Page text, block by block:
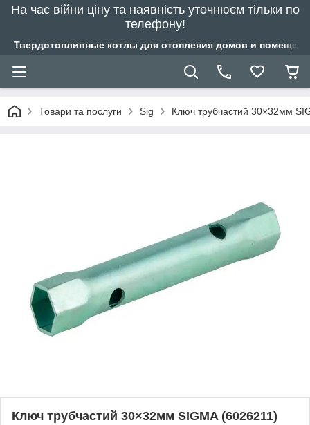
На час війни ціну та наявність уточнюєм тільки по
телефону!
Твердотопливные котлы для отопления домов и
Товари та послуги Sig Ключ трубчастий 30×32мм
Ключ трубчастий 30×32мм SIGMA (6026211)